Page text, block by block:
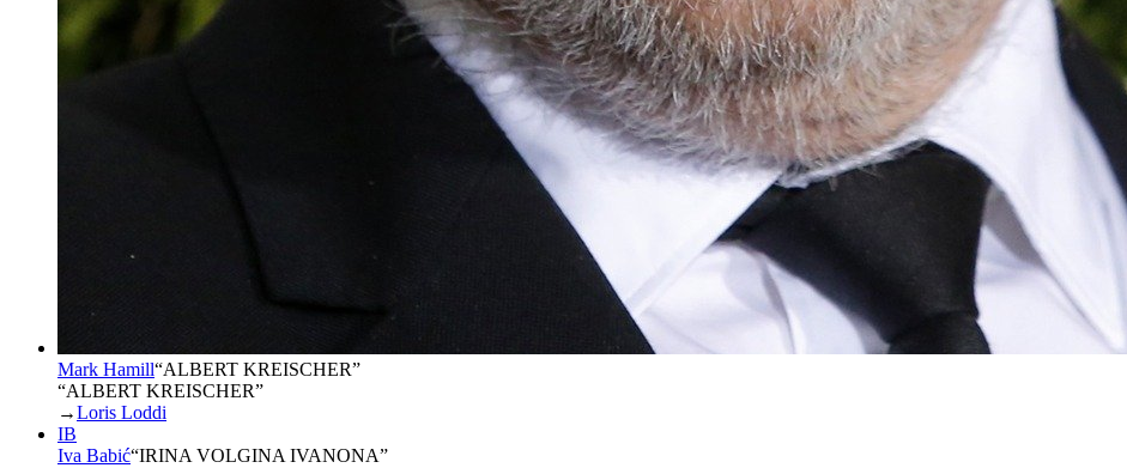
Mark Hamill“ALBERT KREISCHER”
“ALBERT KREISCHER”
→Loris Loddi
IB
Iva Babić“IRINA VOLGINA IVANONA”